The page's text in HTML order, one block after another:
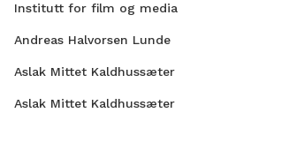
Institutt for film og media
Andreas Halvorsen Lunde
Aslak Mittet Kaldhussæter
Aslak Mittet Kaldhussæter